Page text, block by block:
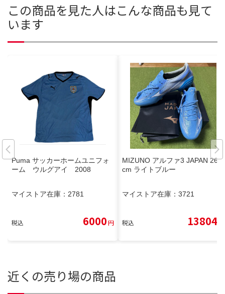
この商品を見た人はこんな商品も見て
います
Puma サッカーホームユニフォ
ーム ウルグアイ 2008
マイストア在庫： 2781
税込 6000円
MIZUNO アルファ3 JAPAN 26.5
cm ライトブルー
マイストア在庫： 3721
税込 13804
近くの売り場の商品